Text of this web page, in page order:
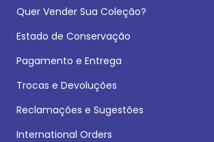
Quer Vender Sua Coleção?
Estado de Conservação
Pagamento e Entrega
Trocas e Devoluções
Reclamações e Sugestões
International Orders